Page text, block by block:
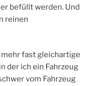
befüllt werden. Und
reinen
fast gleichartige
der ich ein Fahrzeug
vom Fahrzeug